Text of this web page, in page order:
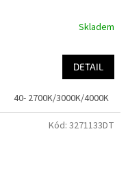
Skladem
DETAIL
40- 2700K/3000K/4000K
Kód: 3271133DT